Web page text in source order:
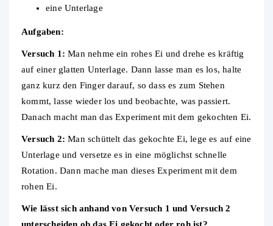
eine Unterlage
Aufgaben:
Versuch 1: Man nehme ein rohes Ei und drehe es kräftig
auf einer glatten Unterlage. Dann lasse man es los, halte
ganz kurz den Finger darauf, so dass es zum Stehen
kommt, lasse wieder los und beobachte, was passiert.
Danach macht man das Experiment mit dem gekochten Ei.
Versuch 2: Man schüttelt das gekochte Ei, lege es auf eine
Unterlage und versetze es in eine möglichst schnelle
Rotation. Dann mache man dieses Experiment mit dem
rohen Ei.
Wie lässt sich anhand von Versuch 1 und Versuch 2